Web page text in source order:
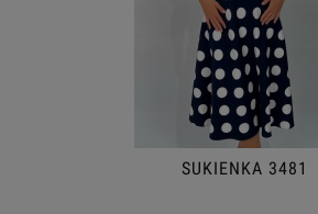
SUKIENKA 3481